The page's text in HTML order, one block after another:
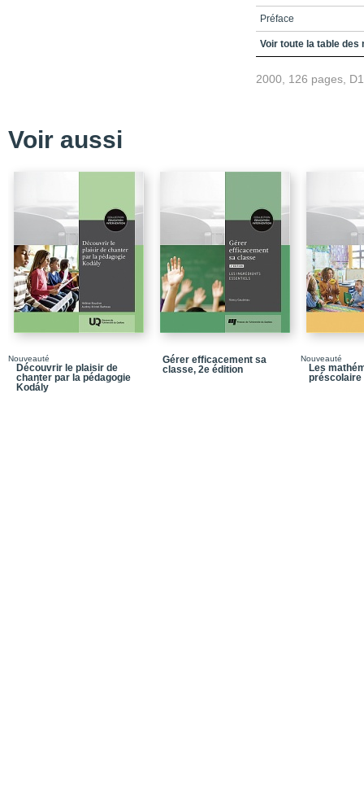
Préface
Table des matières
Chapitre
Chapitre 4_Mises à
Chapitre
pédagogiques
Chapitre 6_Réflexion
Chapitre
Conclusion
Voir toute la table des
2000, 126 pages,
Voir aussi
Nouveauté
Découvrir le plaisir de
chanter par la pédagogie
Kodály
Gérer efficacement sa
classe, 2e édition
Nouveauté
Les
préscolaire